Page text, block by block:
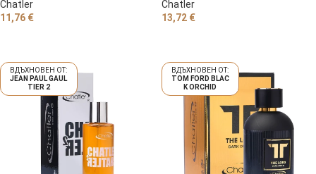
Chatler
11,76 €
Chatler
13,72 €
JEAN PAUL GAUL
TIER 2
TOM FORD BLAC
K ORCHID